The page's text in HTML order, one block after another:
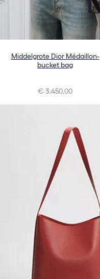
Middelgrote Dior Médaillon-
bucket bag
€ 3.450,00